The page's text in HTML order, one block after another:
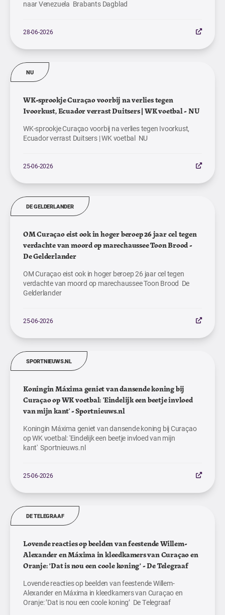
naar Venezuela Brabants Dagblad
28-06-2026
NU
WK-sprookje Curaçao voorbij na verlies tegen
Ivoorkust, Ecuador verrast Duitsers | WK voetbal - NU
WK-sprookje Curaçao voorbij na verlies tegen Ivoorkust,
Ecuador verrast Duitsers | WK voetbal NU
25-06-2026
DE GELDERLANDER
OM Curaçao eist ook in hoger beroep 26 jaar cel tegen
verdachte van moord op marechaussee Toon Brood -
De Gelderlander
OM Curaçao eist ook in hoger beroep 26 jaar cel tegen
verdachte van moord op marechaussee Toon Brood De
Gelderlander
25-06-2026
SPORTNIEUWS.NL
Koningin Máxima geniet van dansende koning bij
Curaçao op WK voetbal: 'Eindelijk een beetje invloed
van mijn kant' - Sportnieuws.nl
Koningin Máxima geniet van dansende koning bij Curaçao
op WK voetbal: 'Eindelijk een beetje invloed van mijn
kant' Sportnieuws.nl
25-06-2026
DE TELEGRAAF
Lovende reacties op beelden van feestende Willem-
Alexander en Máxima in kleedkamers van Curaçao en
Oranje: ’Dat is nou een coole koning’ - De Telegraaf
Lovende reacties op beelden van feestende Willem-
Alexander en Máxima in kleedkamers van Curaçao en
Oranje: ’Dat is nou een coole koning’ De Telegraaf